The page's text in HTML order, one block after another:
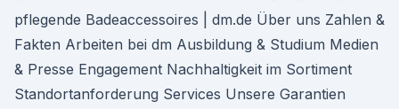
pflegende Badeaccessoires | dm.de Über uns Zahlen &
Fakten Arbeiten bei dm Ausbildung & Studium Medien
& Presse Engagement Nachhaltigkeit im Sortiment
Standortanforderung Services Unsere Garantien